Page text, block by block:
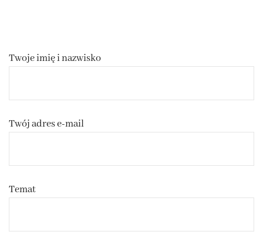
Twoje imię i nazwisko
Twój adres e-mail
Temat